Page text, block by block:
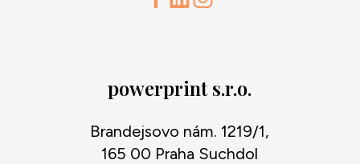
powerprint s.r.o.
Brandejsovo nám. 1219/1,
165 00 Praha Suchdol